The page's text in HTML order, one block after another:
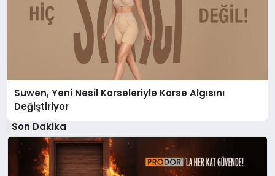
Suwen, Yeni Nesil Korseleriyle Korse Algısını
Değiştiriyor
Son Dakika